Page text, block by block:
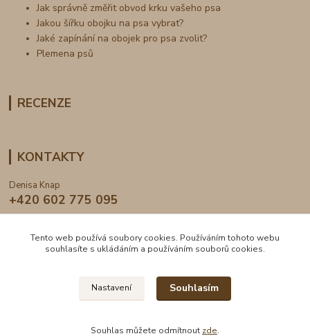
Jak správně změřit obvod krku vašeho psa
Jakou šířku obojku na psa vybrat?
Jaké zapínání na obojek pro psa zvolit?
Plemena psů
RECENZE
KONTAKTY
Denisa Knap
+420 602 775 095
2024 © DogDen.cz, všechna práva vyhrazena
Tento web používá soubory cookies. Používáním tohoto webu
souhlasíte s ukládáním a používáním souborů cookies.
Nastavení Souhlasím
Souhlas můžete odmítnout zde.